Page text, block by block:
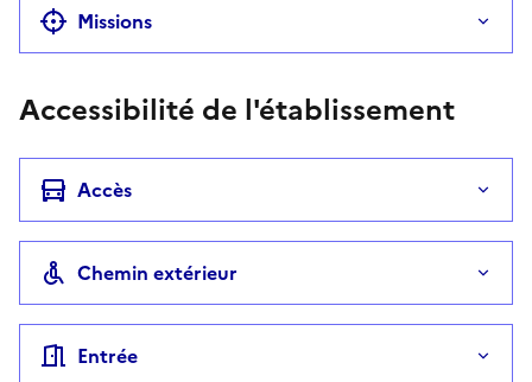
Missions
Accessibilité de l'établissement
Accès
Chemin extérieur
Entrée